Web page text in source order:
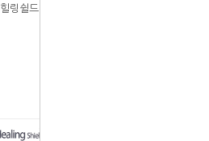
힐링쉴드 가민 포러너 945 전용 시계보